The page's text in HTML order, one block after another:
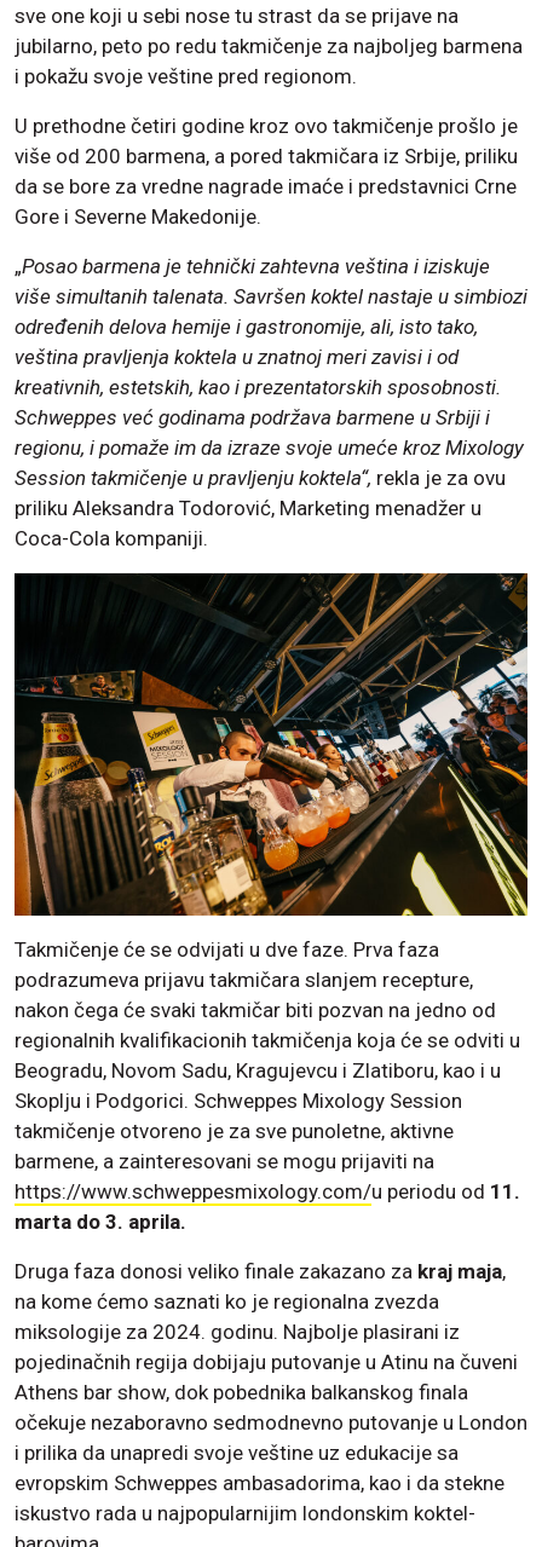
sve one koji u sebi nose tu strast da se prijave na
jubilarno, peto po redu takmičenje za najboljeg barmena
i pokažu svoje veštine pred regionom.
U prethodne četiri godine kroz ovo takmičenje prošlo je
više od 200 barmena, a pored takmičara iz Srbije, priliku
da se bore za vredne nagrade imaće i predstavnici Crne
Gore i Severne Makedonije.
„Posao barmena je tehnički zahtevna veština i iziskuje
više simultanih talenata. Savršen koktel nastaje u simbiozi
određenih delova hemije i gastronomije, ali, isto tako,
veština pravljenja koktela u znatnoj meri zavisi i od
kreativnih, estetskih, kao i prezentatorskih sposobnosti.
Schweppes već godinama podržava barmene u Srbiji i
regionu, i pomaže im da izraze svoje umeće kroz Mixology
Session takmičenje u pravljenju koktela“, rekla je za ovu
priliku Aleksandra Todorović, Marketing menadžer u
Coca-Cola kompaniji.
Takmičenje će se odvijati u dve faze. Prva faza
podrazumeva prijavu takmičara slanjem recepture,
nakon čega će svaki takmičar biti pozvan na jedno od
regionalnih kvalifikacionih takmičenja koja će se odviti u
Beogradu, Novom Sadu, Kragujevcu i Zlatiboru, kao i u
Skoplju i Podgorici. Schweppes Mixology Session
takmičenje otvoreno je za sve punoletne, aktivne
barmene, a zainteresovani se mogu prijaviti na
https://www.schweppesmixology.com/u periodu od 11.
marta do 3. aprila.
Druga faza donosi veliko finale zakazano za kraj maja,
na kome ćemo saznati ko je regionalna zvezda
miksologije za 2024. godinu. Najbolje plasirani iz
pojedinačnih regija dobijaju putovanje u Atinu na čuveni
Athens bar show, dok pobednika balkanskog finala
očekuje nezaboravno sedmodnevno putovanje u London
i prilika da unapredi svoje veštine uz edukacije sa
evropskim Schweppes ambasadorima, kao i da stekne
iskustvo rada u najpopularnijim londonskim koktel-